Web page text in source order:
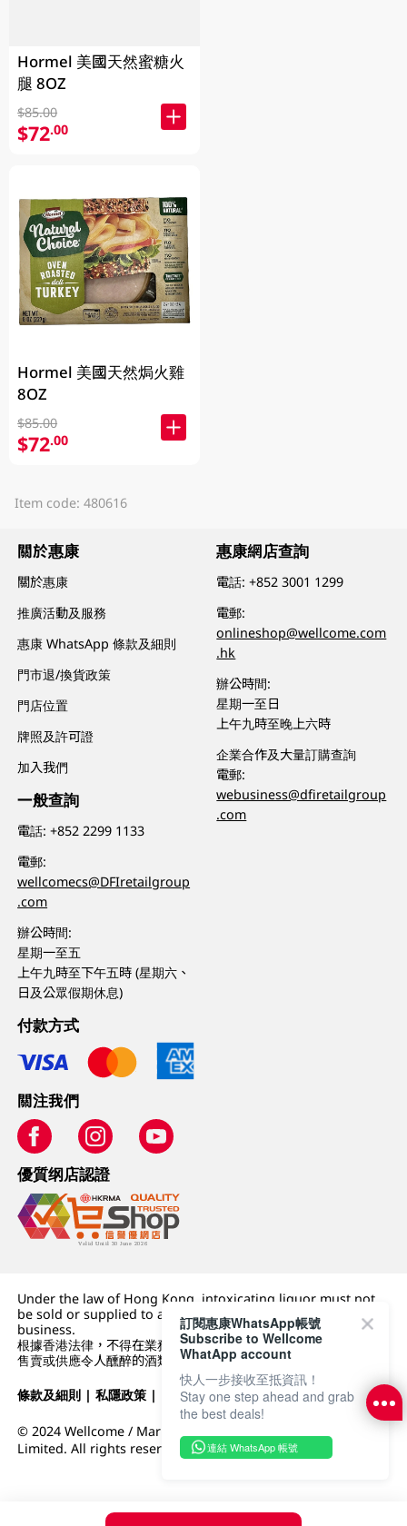
Hormel 美國天然蜜糖火
腿 8OZ
$85.00
$72.00
Hormel 美國天然焗火雞
8OZ
$85.00
$72.00
Item code: 480616
關於惠康
關於惠康
推廣活動及服務
惠康 WhatsApp 條款及細則
門市退/換貨政策
門店位置
牌照及許可證
加入我們
一般查詢
電話:+852 2299 1133
電郵:
wellcomecs@DFIretailgroup
.com
辦公時間:
星期一至五
上午九時至下午五時 (星期六、
日及公眾假期休息)
惠康網店查詢
電話:+852 3001 1299
電郵:
onlineshop@wellcome.com
.hk
辦公時間:
星期一至日
上午九時至晚上六時
企業合作及大量訂購查詢
電郵:
webusiness@dfiretailgroup
.com
付款方式
關注我們
優質纲店認證
Under the law of Hong Kong, intoxicating liquor must not
be sold or supplied to a minor (under 18) in the course of
business.
根據香港法律，不得在業務過程中，向未成年人 (18 歲以下人士)
售賣或供應令人醺醉的酒類。
條款及細則 |私隱政策 | DFI零售集團
© 2024 Wellcome / Market Place. The Dairy Farm Company
Limited. All rights reserved.
訂閱惠康WhatsApp帳號
Subscribe to Wellcome
WhatApp account
快人一步接收至抵資訊！
Stay one step ahead and grab
the best deals!
連結 WhatsApp 帳號